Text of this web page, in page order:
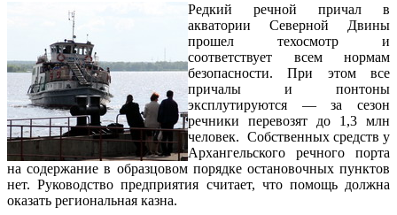
Редкий речной причал в
акватории Северной Двины
прошел техосмотр и
соответствует всем нормам
безопасности. При этом все
причалы и понтоны
эксплутируются — за сезон
речники перевозят до 1,3 млн
человек. Собственных средств у
Архангельского речного порта
на содержание в образцовом порядке остановочных пунктов
нет. Руководство предприятия считает, что помощь должна
оказать региональная казна.